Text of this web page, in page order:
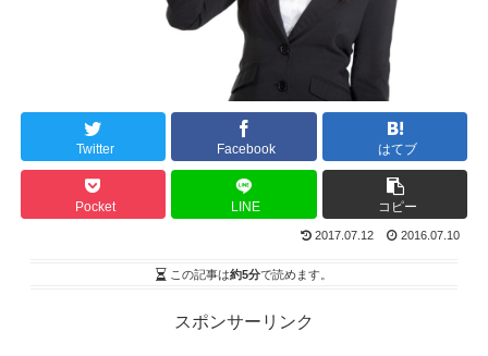
Twitter Facebook はてブ
Pocket LINE コピー
2017.07.12 2016.07.10
この記事は約5分で読めます。
スポンサーリンク